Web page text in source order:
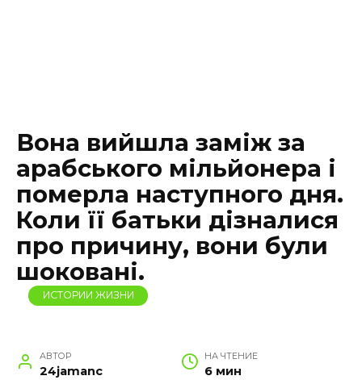
Вона вийшла заміж за
арабського мільйонера і
померла наступного дня.
Коли її батьки дізналися
про причину, вони були
шоковані.
ИСТОРИИ ЖИЗНИ
АВТОР
24jamanc
НА ЧТЕНИЕ
6 мин